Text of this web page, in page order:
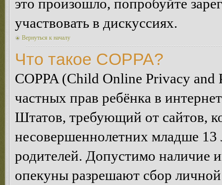
это произошло, попробуйте
участвовать в дискуссиях.
Вернуться к началу
Что такое COPPA?
COPPA (Child Online Privacy
частных прав ребёнка в
Штатов, требующий от сайтов,
несовершеннолетних младше 13
родителей. Допустимо наличие
опекуны разрешают сбор